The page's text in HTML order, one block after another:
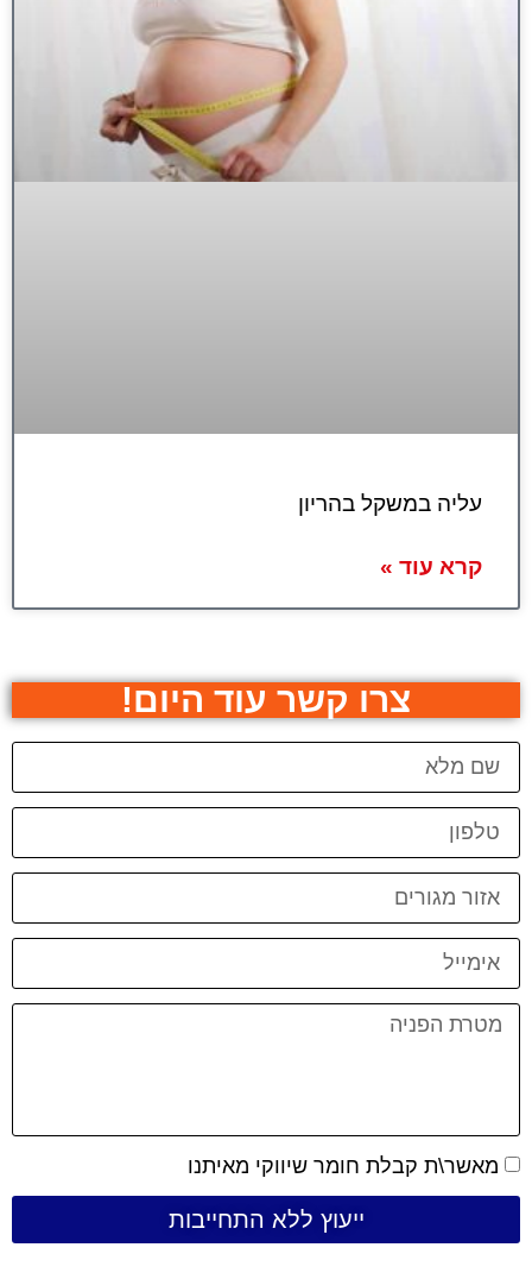
עליה במשקל בהריון
קרא עוד »
צרו קשר עוד היום!
מאשר\ת קבלת חומר שיווקי מאיתנו
ייעוץ ללא התחייבות